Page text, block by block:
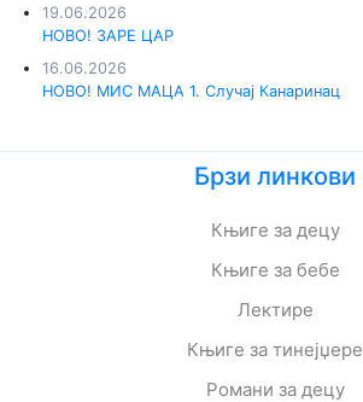
19.06.2026
НОВО! ЗАРЕ ЦАР
16.06.2026
НОВО! МИС МАЦА 1. Случај Канаринац
Брзи линкови
Књиге за децу
Књиге за бебе
Лектире
Књиге за тинејџере
Романи за децу